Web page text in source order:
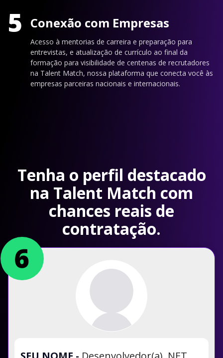
5 Conexão com Empresas
Acesso à mentorias de carreira e preparação para
entrevistas, e atualização de currículo ao final da
formação para visibilidade de centenas de recrutadores
na Talent Match, nossa plataforma que conecta você às
empresas parceiras nacionais e internacionais.
Tenha o perfil destacado
na Talent Match com
chances reais de
contratação.